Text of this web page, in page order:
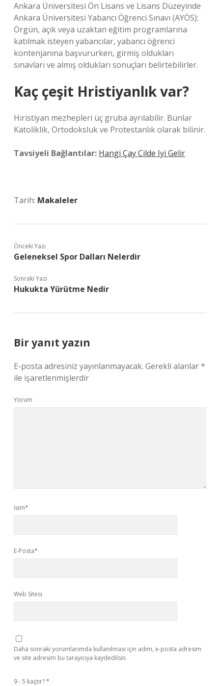
Ankara Üniversitesi Ön Lisans ve Lisans Düzeyinde
Ankara Üniversitesi Yabancı Öğrenci Sınavı (AYÖS);
Örgün, açık veya uzaktan eğitim programlarına
katılmak isteyen yabancılar, yabancı öğrenci
kontenjanına başvururken, girmiş oldukları
sınavları ve almış oldukları sonuçları belirtebilirler.
Kaç çeşit Hristiyanlık var?
Hıristiyan mezhepleri üç gruba ayrılabilir. Bunlar
Katoliklik, Ortodoksluk ve Protestanlık olarak bilinir.
Tavsiyeli Bağlantılar: Hangi Çay Cilde Iyi Gelir
Tarih: Makaleler
Önceki Yazı
Geleneksel Spor Dalları Nelerdir
Sonraki Yazı
Hukukta Yürütme Nedir
Bir yanıt yazın
E-posta adresiniz yayınlanmayacak. Gerekli alanlar*
ile işaretlenmişlerdir
Yorum
İsim*
E-Posta*
Web Sitesi
Daha sonraki yorumlarımda kullanılması için adım, e-posta adresim
ve site adresim bu tarayıcıya kaydedilsin.
9 - 5 kaçtır?*